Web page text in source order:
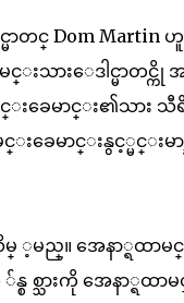
ာတင္ Dom
သားေဒါင္မာတင္ကို
င္းခေမာင္း၏သား
းခေမာင္းနွင့္မင္းမ
မ္ ့မည္။ အေနာ္ရထာ
န္စ စ္သားကို အေနာ္ရ